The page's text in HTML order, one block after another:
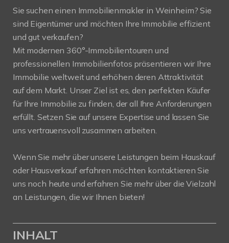
Sie suchen einen Immobilienmakler in Weinheim? Sie
sind Eigentümer und möchten Ihre Immobilie effizient
und gut verkaufen?
Mit modernen 360°-Immobilientouren und
professionellen Immobilienfotos präsentieren wir Ihre
Immobilie weltweit und erhöhen deren Attraktivität
auf dem Markt. Unser Ziel ist es, den perfekten Käufer
für Ihre Immobilie zu finden, der all Ihre Anforderungen
erfüllt. Setzen Sie auf unsere Expertise und lassen Sie
uns vertrauensvoll zusammen arbeiten.
Wenn Sie mehr über unsere Leistungen beim Hauskauf
oder Hausverkauf erfahren möchten kontaktieren Sie
uns noch heute und erfahren Sie mehr über die Vielzahl
an Leistungen, die wir Ihnen bieten!
INHALT